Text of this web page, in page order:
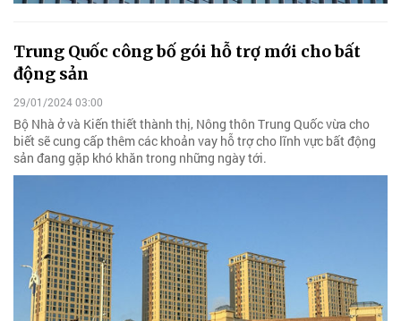
Trung Quốc công bố gói hỗ trợ mới cho bất
động sản
29/01/2024 03:00
Bộ Nhà ở và Kiến thiết thành thị, Nông thôn Trung Quốc vừa cho
biết sẽ cung cấp thêm các khoản vay hỗ trợ cho lĩnh vực bất động
sản đang gặp khó khăn trong những ngày tới.